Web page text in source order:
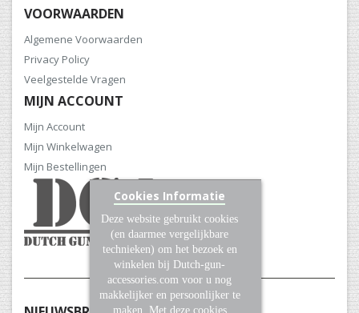
VOORWAARDEN
Algemene Voorwaarden
Privacy Policy
Veelgestelde Vragen
MIJN ACCOUNT
Mijn Account
Mijn Winkelwagen
Mijn Bestellingen
Cookies Informatie
Deze website gebruikt cookies
(en daarmee vergelijkbare
technieken) om het bezoek en
winkelen bij Dutch-gun-
accessories.com voor u nog
makkelijker en persoonlijker te
maken. Met deze cookies